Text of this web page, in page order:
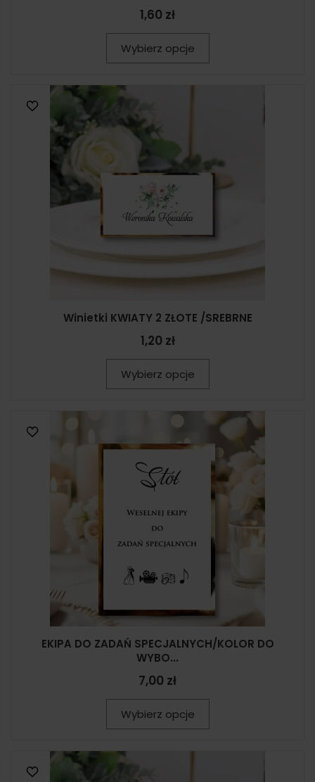
1,60 zł
Wybierz opcje
Winietki KWIATY 2 ZŁOTE /SREBRNE
1,20 zł
Wybierz opcje
EKIPA DO ZADAŃ SPECJALNYCH/KOLOR DO
WYBO...
7,00 zł
Wybierz opcje